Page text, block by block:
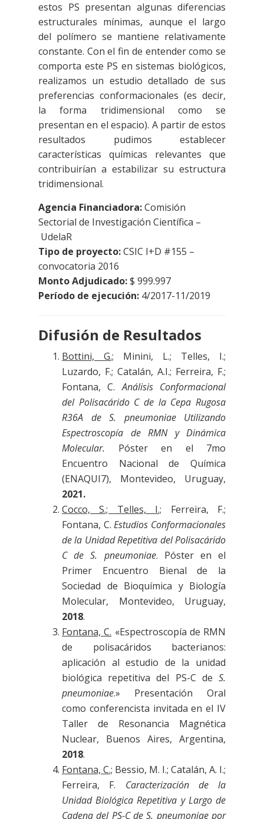
estos PS presentan algunas diferencias
estructurales mínimas, aunque el largo
del polímero se mantiene relativamente
constante. Con el fin de entender como se
comporta este PS en sistemas biológicos,
realizamos un estudio detallado de sus
preferencias conformacionales (es decir,
la forma tridimensional como se
presentan en el espacio). A partir de estos
resultados pudimos establecer
características químicas relevantes que
contribuirían a estabilizar su estructura
tridimensional.
Agencia Financiadora:Comisión
Sectorial de Investigación Científica –
UdelaR
Tipo de proyecto:CSIC I+D #155 –
convocatoria 2016
Monto Adjudicado:$ 999.997
Período de ejecución: 4/2017-11/2019
Difusión de Resultados
Bottini, G.; Minini, L.; Telles, I.;
Luzardo, F.; Catalán, A.I.; Ferreira, F.;
Fontana, C.Análisis Conformacional
del Polisacárido C de la Cepa Rugosa
R36A de S. pneumoniae Utilizando
Espectroscopía de RMN y Dinámica
Molecular. Póster en el 7mo
Encuentro Nacional de Química
(ENAQUI7), Montevideo, Uruguay,
2021.
Cocco, S.; Telles, I.; Ferreira, F.;
Fontana, C.Estudios Conformacionales
de la Unidad Repetitiva del Polisacárido
C de S. pneumoniae. Póster en el
Primer Encuentro Bienal de la
Sociedad de Bioquímica y Biología
Molecular, Montevideo, Uruguay,
2018.
Fontana, C. «Espectroscopía de RMN
de polisacáridos bacterianos:
aplicación al estudio de la unidad
biológica repetitiva del PS-C de S.
pneumoniae.» Presentación Oral
como conferencista invitada en el IV
Taller de Resonancia Magnética
Nuclear, Buenos Aires, Argentina,
2018.
Fontana, C.; Bessio, M. I.; Catalán, A. I.;
Ferreira, F. Caracterización de la
Unidad Biológica Repetitiva y Largo de
Cadena del PS-C de S. pneumoniae por